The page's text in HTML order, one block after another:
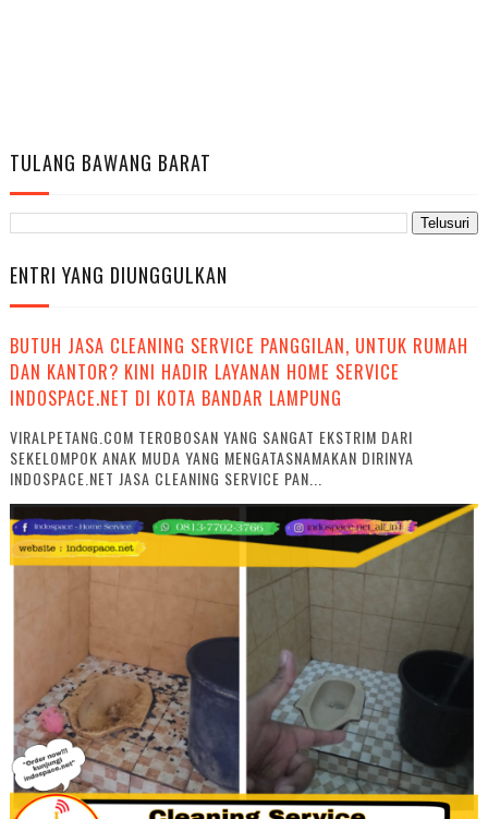
TULANG BAWANG BARAT
ENTRI YANG DIUNGGULKAN
BUTUH JASA CLEANING SERVICE PANGGILAN, UNTUK RUMAH
DAN KANTOR? KINI HADIR LAYANAN HOME SERVICE
INDOSPACE.NET DI KOTA BANDAR LAMPUNG
VIRALPETANG.COM TEROBOSAN YANG SANGAT EKSTRIM DARI
SEKELOMPOK ANAK MUDA YANG MENGATASNAMAKAN DIRINYA
INDOSPACE.NET JASA CLEANING SERVICE PAN...